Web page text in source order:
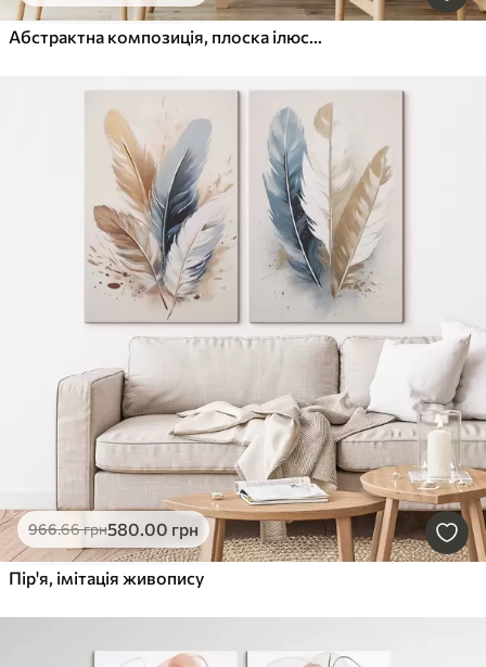
Абстрактна композиція, плоска ілюстрація
966.66грн580.00 грн
Пір'я, імітація живопису